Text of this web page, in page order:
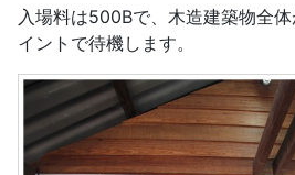
入場料は500Bで、木造建築物全
イントで待機します。